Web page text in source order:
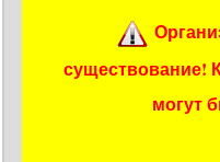
существование!
могут